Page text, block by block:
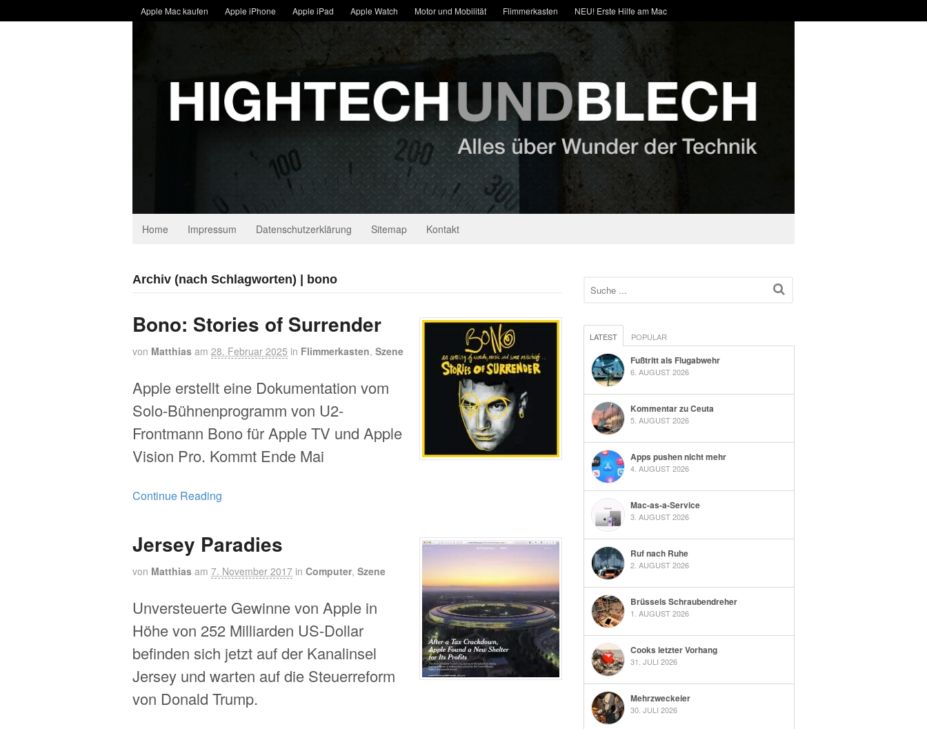
Apple Mac kaufen Apple iPhone Apple iPad Apple Watch Motor und Mobilität Flimmerkasten NEU! Erste Hilfe am Mac
Home Impressum Datenschutzerklärung Sitemap Kontakt
Archiv (nach Schlagworten) | bono
Bono: Stories of Surrender
von Matthias am 28. Februar 2025 in Flimmerkasten, Szene
Apple erstellt eine Dokumentation vom
Solo-Bühnenprogramm von U2-
Frontmann Bono für Apple TV und Apple
Vision Pro. Kommt Ende Mai
Continue Reading
Jersey Paradies
von Matthias am 7. November 2017 in Computer, Szene
Unversteuerte Gewinne von Apple in
Höhe von 252 Milliarden US-Dollar
befinden sich jetzt auf der Kanalinsel
Jersey und warten auf die Steuerreform
von Donald Trump.
LATEST POPULAR
Fußtritt als Flugabwehr
6. AUGUST 2026
Kommentar zu Ceuta
5. AUGUST 2026
Apps pushen nicht mehr
4. AUGUST 2026
Mac-as-a-Service
3. AUGUST 2026
Ruf nach Ruhe
2. AUGUST 2026
Brüssels Schraubendreher
1. AUGUST 2026
Cooks letzter Vorhang
31. JULI 2026
Mehrzweckeier
30. JULI 2026